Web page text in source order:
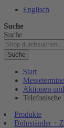
Englisch
Suche
Suche
Suche
Start
Messetermine
Aktionen
Telefonische
Produkte
Bohrständer +